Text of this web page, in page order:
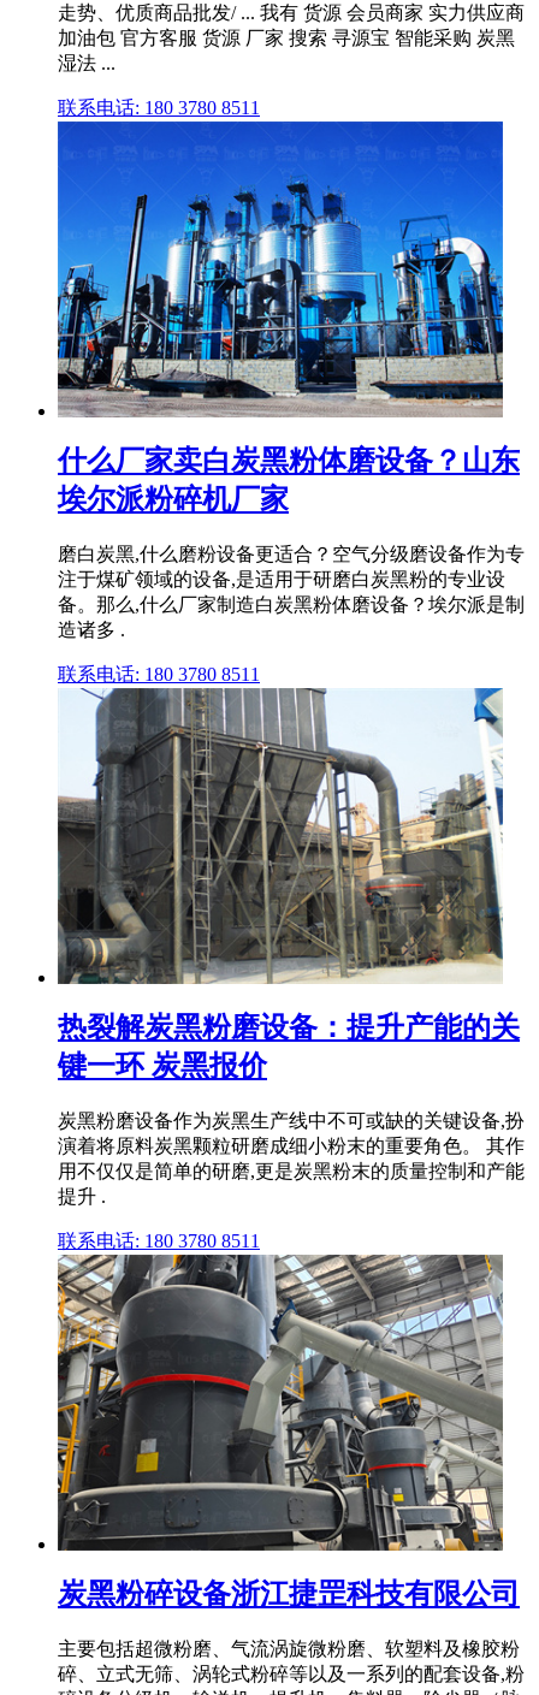
走势、优质商品批发/ ... 我有 货源 会员商家 实力供应商
加油包 官方客服 货源 厂家 搜索 寻源宝 智能采购 炭黑
湿法 ...
联系电话: 180 3780 8511
什么厂家卖白炭黑粉体磨设备？山东
埃尔派粉碎机厂家
磨白炭黑,什么磨粉设备更适合？空气分级磨设备作为专
注于煤矿领域的设备,是适用于研磨白炭黑粉的专业设
备。那么,什么厂家制造白炭黑粉体磨设备？埃尔派是制
造诸多 .
联系电话: 180 3780 8511
热裂解炭黑粉磨设备：提升产能的关
键一环 炭黑报价
炭黑粉磨设备作为炭黑生产线中不可或缺的关键设备,扮
演着将原料炭黑颗粒研磨成细小粉末的重要角色。 其作
用不仅仅是简单的研磨,更是炭黑粉末的质量控制和产能
提升 .
联系电话: 180 3780 8511
炭黑粉碎设备浙江捷罡科技有限公司
主要包括超微粉磨、气流涡旋微粉磨、软塑料及橡胶粉
碎、立式无筛、涡轮式粉碎等以及一系列的配套设备,粉